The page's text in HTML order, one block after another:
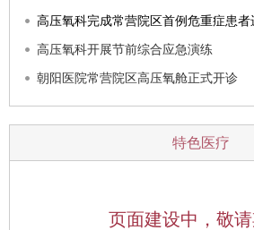
高压氧科完成常营院区首例危重症患者
高压氧科开展节前综合应急演练
朝阳医院常营院区高压氧舱正式开诊
特色医疗
页面建设中，敬